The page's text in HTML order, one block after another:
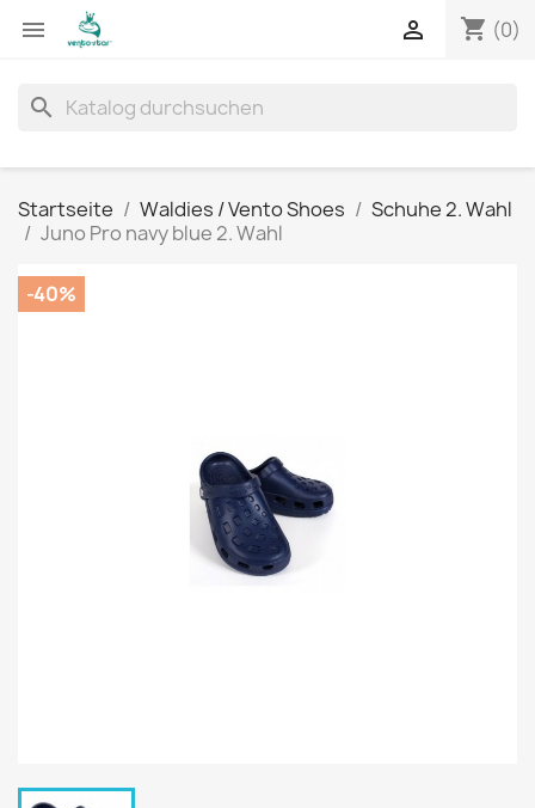
 shopping_cart (0)

search
Startseite Waldies / Vento Shoes
Schuhe 2. Wahl
Juno Pro navy blue 2. Wahl
-40%